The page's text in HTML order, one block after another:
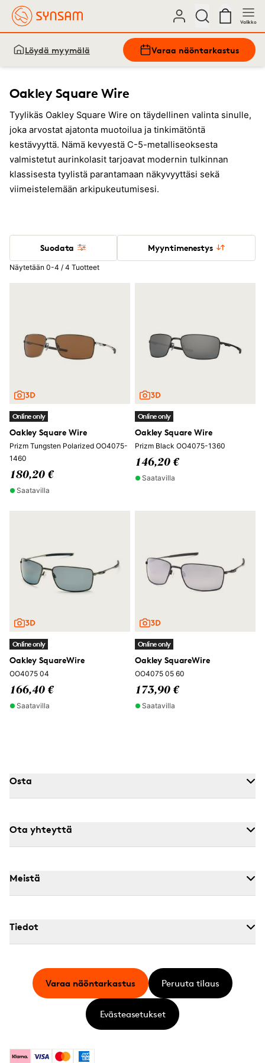
Valikko
Löydä myymälä Varaa näöntarkastus
Oakley Square Wire
Tyylikäs Oakley Square Wire on täydellinen valinta sinulle,
joka arvostat ajatonta muotoilua ja tinkimätöntä
kestävyyttä. Nämä kevyestä C-5-metalliseoksesta
valmistetut aurinkolasit tarjoavat modernin tulkinnan
klassisesta tyylistä parantamaan näkyvyyttäsi sekä
viimeistelemään arkipukeutumisesi.
Suodata Myyntimenestys
Näytetään 0-4 / 4 Tuotteet
Online only
Oakley Square Wire
Prizm Tungsten Polarized OO4075-
1460
180,20 €
Saatavilla
Online only
Oakley Square Wire
Prizm Black OO4075-1360
146,20 €
Saatavilla
Online only
Oakley SquareWire
OO4075 04
166,40 €
Saatavilla
Online only
Oakley SquareWire
OO4075 05 60
173,90 €
Saatavilla
Osta
Ota yhteyttä
Meistä
Tiedot
KlarnaVisa MastercardAmerican Express
Varaa näöntarkastus Peruuta tilaus
Evästeasetukset